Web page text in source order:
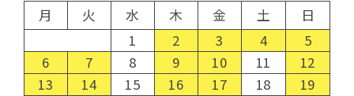
月
火 水 木 金 土
日
1
2 3 4
5
6
7 8 9 10 11
12
13
14 15 16 17 18
19